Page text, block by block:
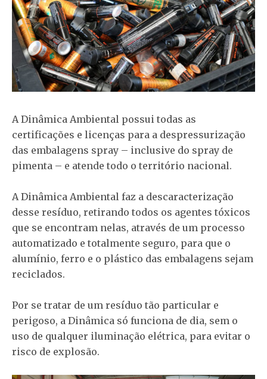
A Dinâmica Ambiental possui todas as
certificações e licenças para a despressurização
das embalagens spray – inclusive do spray de
pimenta – e atende todo o território nacional.
A Dinâmica Ambiental faz a descaracterização
desse resíduo, retirando todos os agentes tóxicos
que se encontram nelas, através de um processo
automatizado e totalmente seguro, para que o
alumínio, ferro e o plástico das embalagens sejam
reciclados.
Por se tratar de um resíduo tão particular e
perigoso, a Dinâmica só funciona de dia, sem o
uso de qualquer iluminação elétrica, para evitar o
risco de explosão.